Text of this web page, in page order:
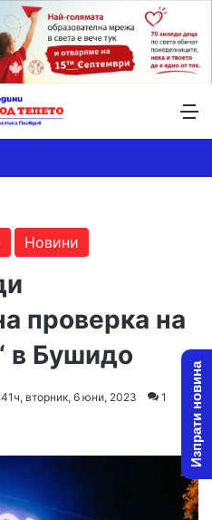
Новини
проверка на
в Бушидо
вторник, 6 юни, 2023 1 Изпрати новина